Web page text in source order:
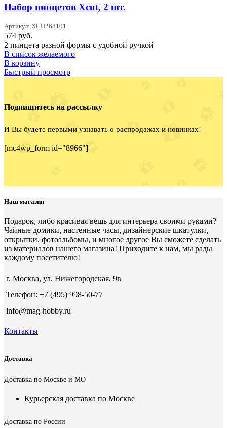
Набор пинцетов Xcut, 2 шт.
Артикул: XCU268101
574 руб.
2 пинцета разной формы с удобной ручкой
В список желаемого
В корзину
Быстрый просмотр
Подпишитесь на рассылку
И Вы будете первыми узнавать о распродажах и новинках!
[mc4wp_form id="8966"]
Наш магазин
Подарок, либо красивая вещь для интерьера своими руками?
Чайные домики, настенные часы, дизайнерские шкатулки,
открытки, фотоальбомы, и многое другое Вы сможете сделать
из материалов нашего магазина! Приходите к нам, мы рады
каждому посетителю!
г. Москва, ул. Нижегородская, 9в
Телефон: +7 (495) 998-50-77
info@mag-hobby.ru
Контакты
Доставка
Доставка по Москве и МО
Курьерская доставка по Москве
Доставка по России